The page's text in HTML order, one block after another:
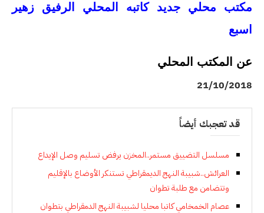
مكتب محلي جديد كاتبه المحلي الرفيق زهير
اسبع
عن المكتب المحلي
21/10/2018
قد تعجبك أيضاً
مسلسل التضييق مستمر..المخزن يرفض تسليم وصل الإيداع
العرائش..شبيبة النهج الديمقراطي تستنكر الأوضاع بالإقليم
وتتضامن مع طلبة تطوان
عصام الخمخامي كاتبا محليا لشبيبة النهج الدمقراطي بتطوان